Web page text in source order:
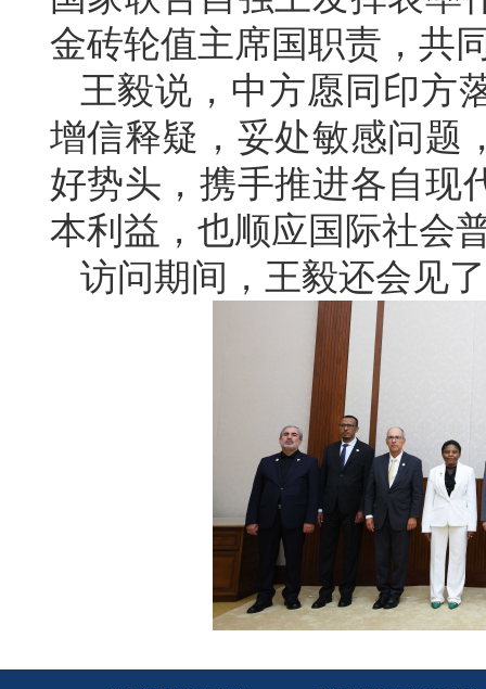
金砖轮值主席国职责，共
王毅说，中方愿同印方
增信释疑，妥处敏感问题
好势头，携手推进各自现
本利益，也顺应国际社会
访问期间，王毅还会见